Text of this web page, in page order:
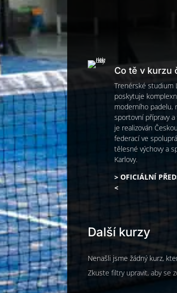
Co tě v kurzu
Trenérské studium
poskytuje
moderního padelu,
sportovní přípravy
je realizován
federací ve
tělesné výchovy a
Karlovy.
> OFICIÁLNÍ
<
Další kurzy
Nenašli jsme žádný kurz,
Zkuste filtry upravit, aby se